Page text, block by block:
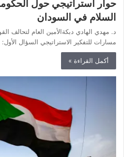
حوار استراتيجي حول
السلام في السودان
د. مهدي الهادي دبكةالأمين العام لتحالف
مسارات للتفكير الاستراتيجي السؤال
أكمل القراءة »